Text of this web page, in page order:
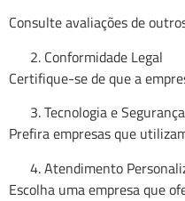
Consulte avaliações de
Conformidade Legal
Certifique-se de que a
Tecnologia e Segurança
Prefira empresas que
Atendimento
Escolha uma empresa que